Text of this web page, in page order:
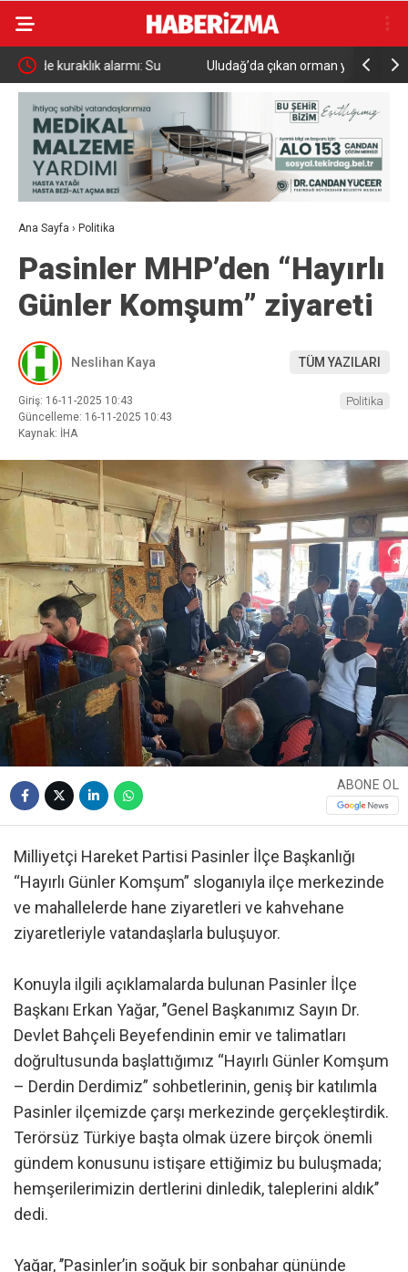
Uludağ’da çıkan orman yangını söndürüldü MGK 6
Güvenlik
Ana Sayfa › Politika
Pasinler MHP’den “Hayırlı
Günler Komşum” ziyareti
Neslihan Kaya TÜM YAZILARI
Giriş: 16-11-2025 10:43
Güncelleme: 16-11-2025 10:43
Kaynak: İHA
Politika
ABONE OL
Milliyetçi Hareket Partisi Pasinler İlçe Başkanlığı
“Hayırlı Günler Komşum” sloganıyla ilçe merkezinde
ve mahallelerde hane ziyaretleri ve kahvehane
ziyaretleriyle vatandaşlarla buluşuyor.
Konuyla ilgili açıklamalarda bulunan Pasinler İlçe
Başkanı Erkan Yağar, ’’Genel Başkanımız Sayın Dr.
Devlet Bahçeli Beyefendinin emir ve talimatları
doğrultusunda başlattığımız “Hayırlı Günler Komşum
– Derdin Derdimiz” sohbetlerinin, geniş bir katılımla
Pasinler ilçemizde çarşı merkezinde gerçekleştirdik.
Terörsüz Türkiye başta olmak üzere birçok önemli
gündem konusunu istişare ettiğimiz bu buluşmada;
hemşerilerimizin dertlerini dinledik, taleplerini aldık’’
dedi.
Yağar, ’’Pasinler’in soğuk bir sonbahar gününde